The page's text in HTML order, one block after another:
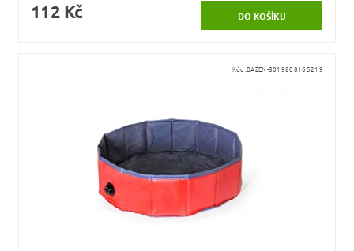
112 Kč
Kód:BAZEN-8019808165219